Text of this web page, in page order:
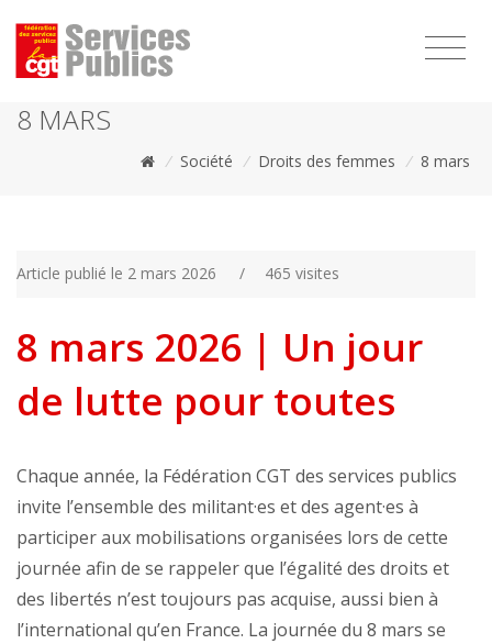
8 MARS
/ Société / Droits des femmes / 8 mars
Article publié le 2 mars 2026 / 465 visites
8 mars 2026 | Un jour
de lutte pour toutes
Chaque année, la Fédération CGT des services publics
invite l’ensemble des militant·es et des agent·es à
participer aux mobilisations organisées lors de cette
journée afin de se rappeler que l’égalité des droits et
des libertés n’est toujours pas acquise, aussi bien à
l’international qu’en France. La journée du 8 mars se